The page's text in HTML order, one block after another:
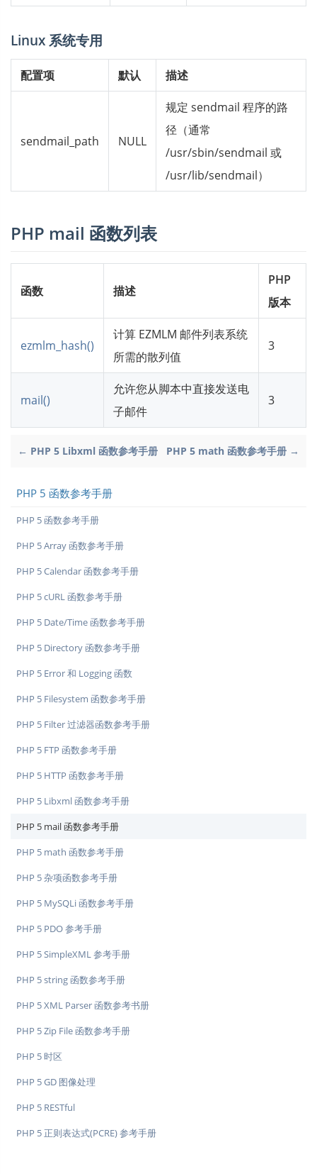
Linux 系统专用
配置项 默认 描述
sendmail_path NULL
规定 sendmail 程序的路
径（通常
/usr/sbin/sendmail 或
/usr/lib/sendmail）
PHP mail 函数列表
函数 描述
PHP
版本
ezmlm_hash()
计算 EZMLM 邮件列表系统
所需的散列值
3
mail()
允许您从脚本中直接发送电
子邮件
3
← PHP 5 Libxml 函数参考手册 PHP 5 math 函数参考手册 →
PHP 5 函数参考手册
PHP 5 函数参考手册
PHP 5 Array 函数参考手册
PHP 5 Calendar 函数参考手册
PHP 5 cURL 函数参考手册
PHP 5 Date/Time 函数参考手册
PHP 5 Directory 函数参考手册
PHP 5 Error 和 Logging 函数
PHP 5 Filesystem 函数参考手册
PHP 5 Filter 过滤器函数参考手册
PHP 5 FTP 函数参考手册
PHP 5 HTTP 函数参考手册
PHP 5 Libxml 函数参考手册
PHP 5 mail 函数参考手册
PHP 5 math 函数参考手册
PHP 5 杂项函数参考手册
PHP 5 MySQLi 函数参考手册
PHP 5 PDO 参考手册
PHP 5 SimpleXML 参考手册
PHP 5 string 函数参考手册
PHP 5 XML Parser 函数参考书册
PHP 5 Zip File 函数参考手册
PHP 5 时区
PHP 5 GD 图像处理
PHP 5 RESTful
PHP 5 正则表达式(PCRE) 参考手册